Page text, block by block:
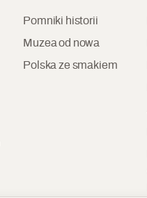
Pomniki historii
Muzea od nowa
Polska ze smakiem